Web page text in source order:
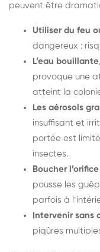
peuvent être
Utiliser du feu
dangereux :
L’eau bouillante
provoque une
atteint la
Les aérosols
insuffisant et
portée est
insectes.
Boucher
pousse les
parfois à
Intervenir sans
piqûres